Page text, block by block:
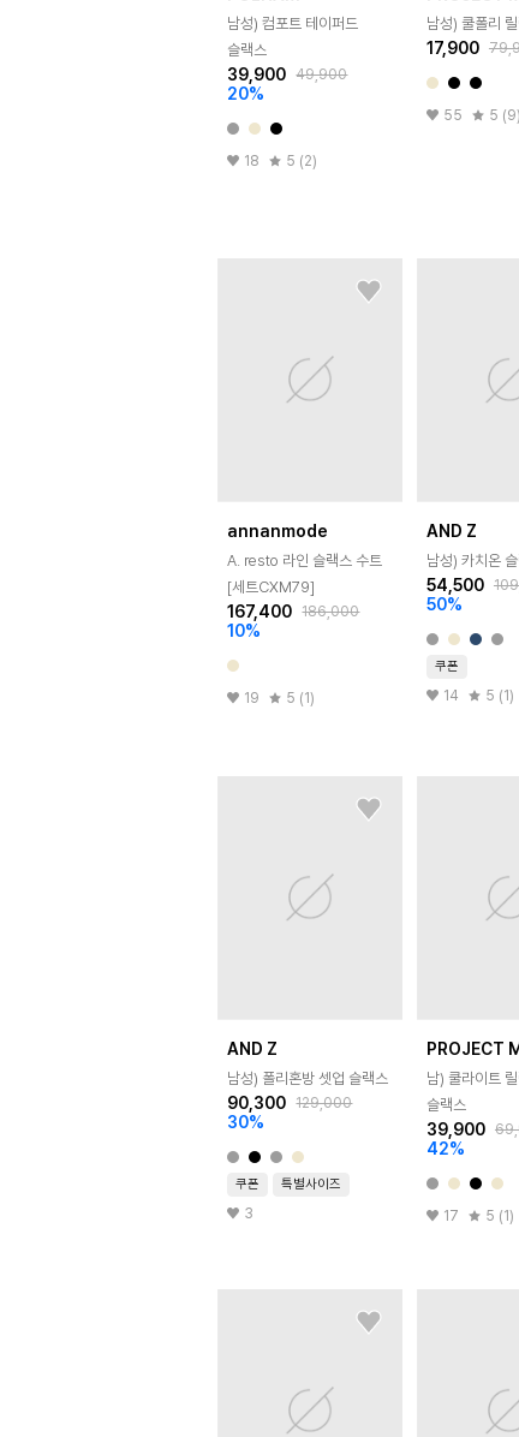
남성) 컴포트 테이퍼드
슬랙스
39,900 49,900
20%
18 5 (2)
남성) 쿨폴리
17,900
55 5 (9)
annanmode
A. resto 라인 슬랙스 수트
[세트CXM79]
167,400 186,000
10%
19 5 (1)
AND Z
남성) 카치온
54,500
50%
쿠폰
14 5 (1)
AND Z
남성) 폴리혼방 셋업 슬랙스
90,300 129,000
30%
쿠폰 특별사이즈
3
PROJECT M
남) 쿨라이트
슬랙스
39,900
42%
17 5 (1)